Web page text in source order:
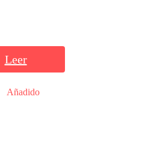
Leer
Añadido